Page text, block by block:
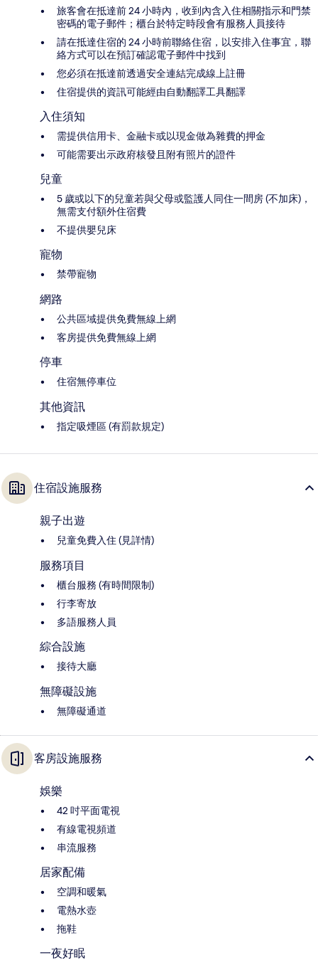
旅客會在抵達前 24 小時內，收到內含入住相關指示和門禁
密碼的電子郵件；櫃台於特定時段會有服務人員接待
請在抵達住宿的 24 小時前聯絡住宿，以安排入住事宜，聯
絡方式可以在預訂確認電子郵件中找到
您必須在抵達前透過安全連結完成線上註冊
住宿提供的資訊可能經由自動翻譯工具翻譯
入住須知
需提供信用卡、金融卡或以現金做為雜費的押金
可能需要出示政府核發且附有照片的證件
兒童
5 歲或以下的兒童若與父母或監護人同住一間房 (不加床)，
無需支付額外住宿費
不提供嬰兒床
寵物
禁帶寵物
網路
公共區域提供免費無線上網
客房提供免費無線上網
停車
住宿無停車位
其他資訊
指定吸煙區 (有罰款規定)
住宿設施服務
親子出遊
兒童免費入住 (見詳情)
服務項目
櫃台服務 (有時間限制)
行李寄放
多語服務人員
綜合設施
接待大廳
無障礙設施
無障礙通道
客房設施服務
娛樂
42 吋平面電視
有線電視頻道
串流服務
居家配備
空調和暖氣
電熱水壺
拖鞋
一夜好眠